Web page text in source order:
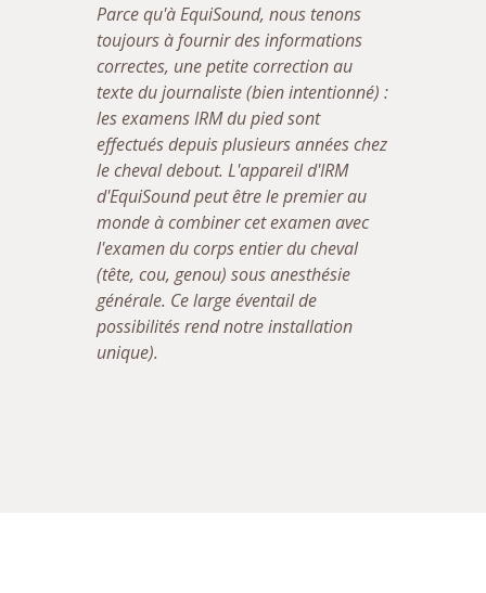
Parce qu'à EquiSound, nous tenons
toujours à fournir des informations
correctes, une petite correction au
texte du journaliste (bien intentionné) :
les examens IRM du pied sont
effectués depuis plusieurs années chez
le cheval debout. L'appareil d'IRM
d'EquiSound peut être le premier au
monde à combiner cet examen avec
l'examen du corps entier du cheval
(tête, cou, genou) sous anesthésie
générale. Ce large éventail de
possibilités rend notre installation
unique).